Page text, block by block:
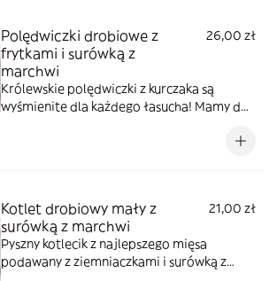
Polędwiczki drobiowe z
frytkami i surówką z
marchwi
26,00 zł
Królewskie polędwiczki z kurczaka są
wyśmienite dla każdego łasucha! Mamy do
Kotlet drobiowy mały z
surówką z marchwi
21,00 zł
Pyszny kotlecik z najlepszego mięsa
podawany z ziemniaczkami i surówką z